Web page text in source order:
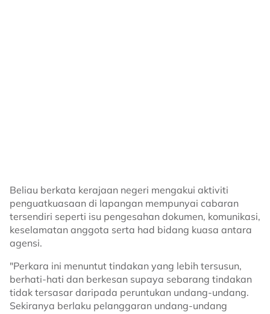
Beliau berkata kerajaan negeri mengakui aktiviti
penguatkuasaan di lapangan mempunyai cabaran
tersendiri seperti isu pengesahan dokumen, komunikasi,
keselamatan anggota serta had bidang kuasa antara
agensi.
"Perkara ini menuntut tindakan yang lebih tersusun,
berhati-hati dan berkesan supaya sebarang tindakan
tidak tersasar daripada peruntukan undang-undang.
Sekiranya berlaku pelanggaran undang-undang